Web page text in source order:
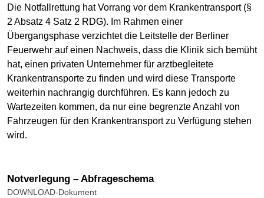
Die Notfallrettung hat Vorrang vor dem Krankentransport (§
2 Absatz 4 Satz 2 RDG). Im Rahmen einer
Übergangsphase verzichtet die Leitstelle der Berliner
Feuerwehr auf einen Nachweis, dass die Klinik sich bemüht
hat, einen privaten Unternehmer für arztbegleitete
Krankentransporte zu finden und wird diese Transporte
weiterhin nachrangig durchführen. Es kann jedoch zu
Wartezeiten kommen, da nur eine begrenzte Anzahl von
Fahrzeugen für den Krankentransport zu Verfügung stehen
wird.
Notverlegung – Abfrageschema
DOWNLOAD-Dokument